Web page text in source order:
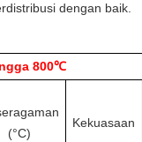
dengan baik.
800℃
(°C)
Kekuasaan